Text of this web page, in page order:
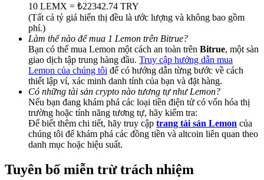
Deposit & Trade BTC to Share 25000 USDT prize pool!
Deposit CASHCAT & Win
Share 500000 CASHCAT prize pool
Exclusive for BitMart Users
10 LEMX = ₺22342.74 TRY
(Tất cả tỷ giá hiển thị đều là ước lượng và không bao gồm
phí.)
Làm thế nào để mua 1 Lemon trên Bitrue?
Bạn có thể mua Lemon một cách an toàn trên Bitrue, một sàn
giao dịch tập trung hàng đầu. Truy cập hướng dẫn mua
Lemon của chúng tôi để có hướng dẫn từng bước về cách
thiết lập ví, xác minh danh tính của bạn và đặt hàng.
Có những tài sản crypto nào tương tự như Lemon?
Nếu bạn đang khám phá các loại tiền điện tử có vốn hóa thị
trường hoặc tính năng tương tự, hãy kiểm tra:
Để biết thêm chi tiết, hãy truy cập trang tài sản Lemon của
chúng tôi để khám phá các đồng tiền và altcoin liên quan theo
danh mục hoặc hiệu suất.
Tuyên bố miễn trừ trách nhiệm